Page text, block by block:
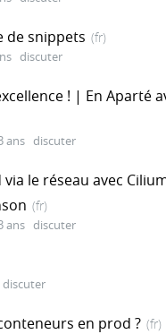
de snippets (fr)
discuter
! | En Aparté
ans discuter
le réseau avec
(fr)
ans discuter
discuter
en prod ? (fr)